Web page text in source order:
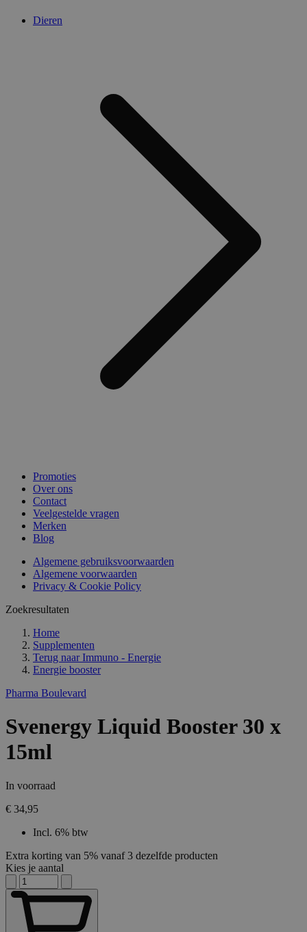
Dieren
Promoties
Over ons
Contact
Veelgestelde vragen
Merken
Blog
Algemene gebruiksvoorwaarden
Algemene voorwaarden
Privacy & Cookie Policy
Zoekresultaten
Home
Supplementen
Terug naar Immuno - Energie
Energie booster
Pharma Boulevard
Svenergy Liquid Booster 30 x
15ml
In voorraad
€ 34,95
Incl. 6% btw
Extra korting van 5% vanaf 3 dezelfde producten
Kies je aantal